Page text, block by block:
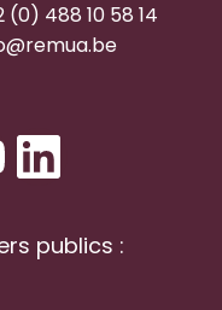
(0) 488 10 58 14
publics :